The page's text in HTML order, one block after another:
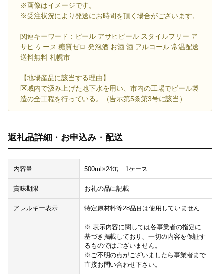
※画像はイメージです。
※受注状況により発送にお時間を頂く場合がございます。
関連キーワード：ビール アサヒビール スタイルフリー ア
サヒ ケース 糖質ゼロ 発泡酒 お酒 酒 アルコール 常温配送
送料無料 札幌市
【地場産品に該当する理由】
区域内で汲み上げた地下水を用い、市内の工場でビール製
造の全工程を行っている。（告示第5条第3号に該当）
返礼品詳細・お申込み・配送
内容量 500ml×24缶 1ケース
賞味期限 お礼の品に記載
アレルギー表示 特定原材料等28品目は使用していません
※ 表示内容に関しては各事業者の指定に
基づき掲載しており、一切の内容を保証す
るものではございません。
※ご不明の点がございましたら事業者まで
直接お問い合わせ下さい。